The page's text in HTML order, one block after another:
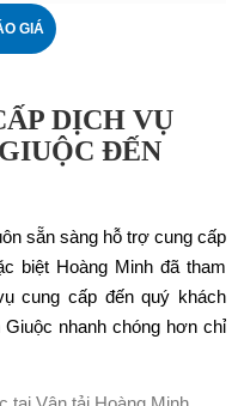
GIÁ
DỊCH VỤ
ĐẾN
sẵn sàng hỗ trợ cung cấp
biệt Hoàng Minh đã tham
cung cấp đến quý khách
nhanh chóng hơn chỉ